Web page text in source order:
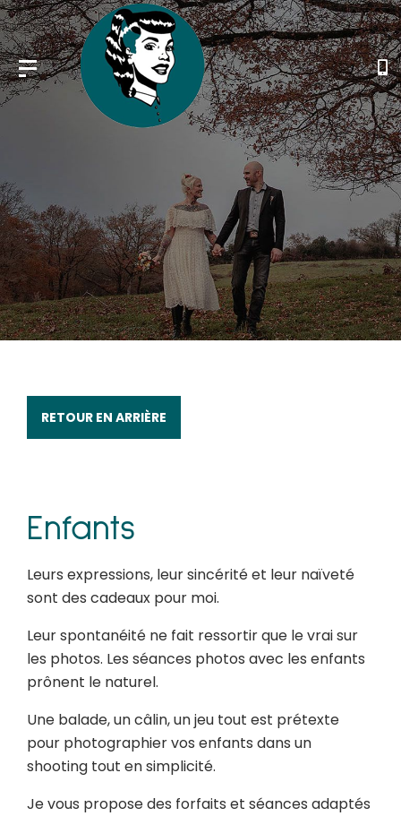
RETOUR EN ARRIÈRE
Enfants
Leurs expressions, leur sincérité et leur naïveté
sont des cadeaux pour moi.
Leur spontanéité ne fait ressortir que le vrai sur
les photos. Les séances photos avec les enfants
prônent le naturel.
Une balade, un câlin, un jeu tout est prétexte
pour photographier vos enfants dans un
shooting tout en simplicité.
Je vous propose des forfaits et séances adaptés